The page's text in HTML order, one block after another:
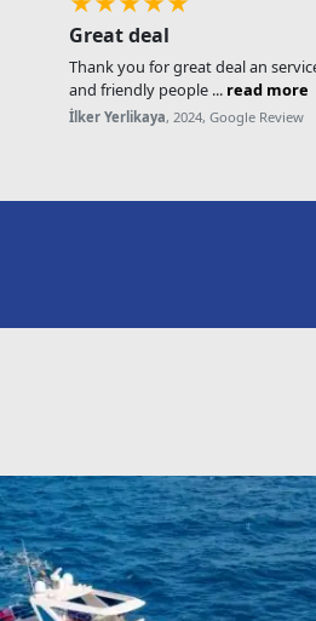
Great deal
Thank you for great deal an
and friendly people ... read more
İlker Yerlikaya, 2024, Google Review